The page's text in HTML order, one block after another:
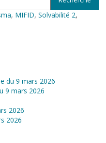
, MIFID, Solvabilité 2,
du 9 mars 2026
9 mars 2026
2026
2026